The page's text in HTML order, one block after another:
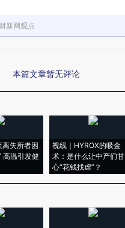
新网观点
本篇文章暂无评论
失所者困
高温引发健
视线｜HYROX的吸金
术：是什么让中产们甘
心“花钱找虐”？